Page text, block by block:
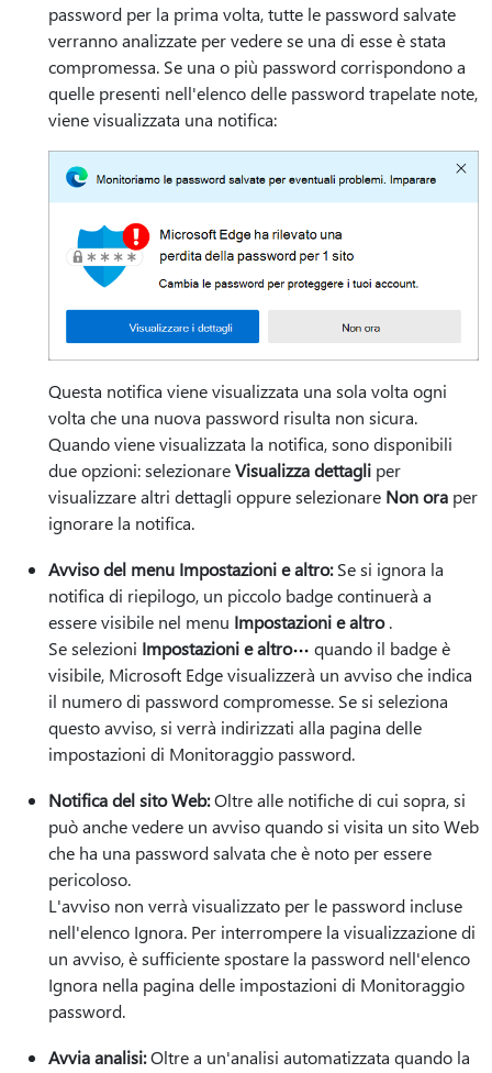
password per la prima volta, tutte le password salvate
verranno analizzate per vedere se una di esse è stata
compromessa. Se una o più password corrispondono a
quelle presenti nell'elenco delle password trapelate note,
viene visualizzata una notifica:
Questa notifica viene visualizzata una sola volta ogni
volta che una nuova password risulta non sicura.
Quando viene visualizzata la notifica, sono disponibili
due opzioni: selezionareVisualizza dettagli per
visualizzare altri dettagli oppure selezionare Non ora per
ignorare la notifica.
Avviso del menu Impostazioni e altro:Se si ignora la
notifica di riepilogo, un piccolo badge continuerà a
essere visibile nel menu Impostazioni e altro.
Se selezioni Impostazioni e altro
quando il badge è
visibile, Microsoft Edge visualizzerà un avviso che indica
il numero di password compromesse. Se si seleziona
questo avviso, si verrà indirizzati alla pagina delle
impostazioni di Monitoraggio password.
Notifica del sito Web:Oltre alle notifiche di cui sopra, si
può anche vedere un avviso quando si visita un sito Web
che ha una password salvata che è noto per essere
pericoloso.
L'avviso non verrà visualizzato per le password incluse
nell'elenco Ignora. Per interrompere la visualizzazione di
un avviso, è sufficiente spostare la password nell'elenco
Ignora nella pagina delle impostazioni di Monitoraggio
password.
Avvia analisi:Oltre a un'analisi automatizzata quando la